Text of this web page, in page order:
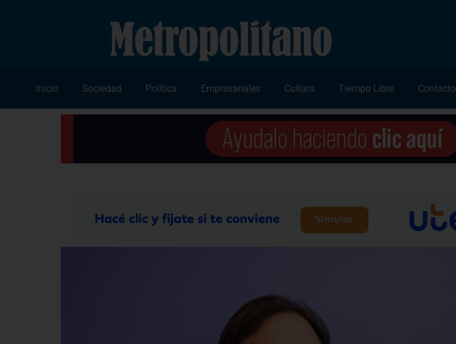
Inicio Sociedad Política Empresariales Cultura Tiempo Libre Contacto